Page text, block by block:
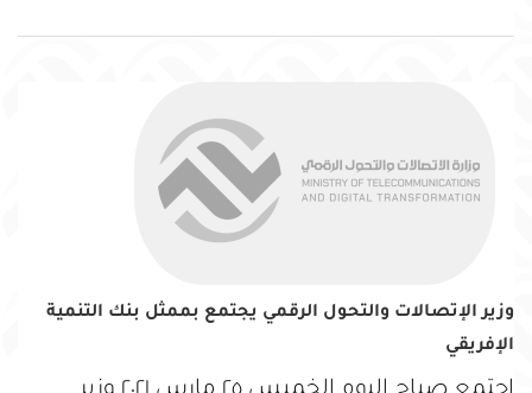
وزير الإتصالات والتحول الرقمي يجتمع بممثل بنك التنمية
الإفريقي